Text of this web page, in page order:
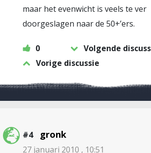
maar het evenwicht is veels te ver
doorgeslagen naar de 50+’ers.
0
Volgende
Vorige discussie
#4 gronk
27 januari 2010 , 10:51